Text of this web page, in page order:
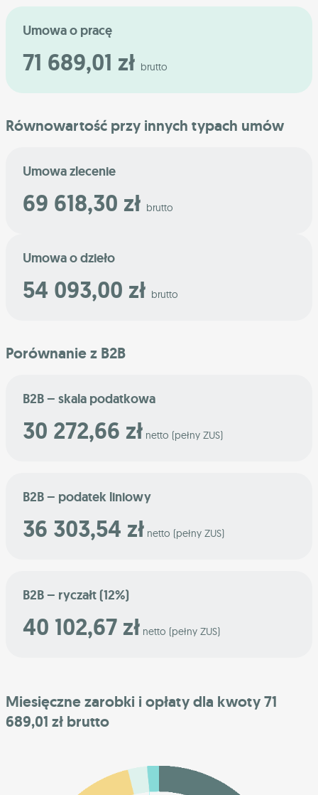
Umowa o pracę
71 689,01 zł brutto
Równowartość przy innych typach umów
Umowa zlecenie
69 618,30 zł brutto
Umowa o dzieło
54 093,00 zł brutto
Porównanie z B2B
B2B – skala podatkowa
30 272,66 zł netto (pełny ZUS)
B2B – podatek liniowy
36 303,54 zł netto (pełny ZUS)
B2B – ryczałt (12%)
40 102,67 zł netto (pełny ZUS)
Miesięczne zarobki i opłaty dla kwoty 71
689,01 zł brutto